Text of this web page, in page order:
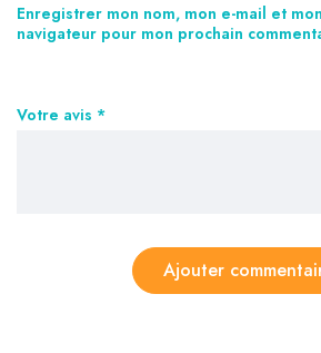
Votre avis *
Enregistrer mon nom, mon e-mail et
navigateur pour mon prochain